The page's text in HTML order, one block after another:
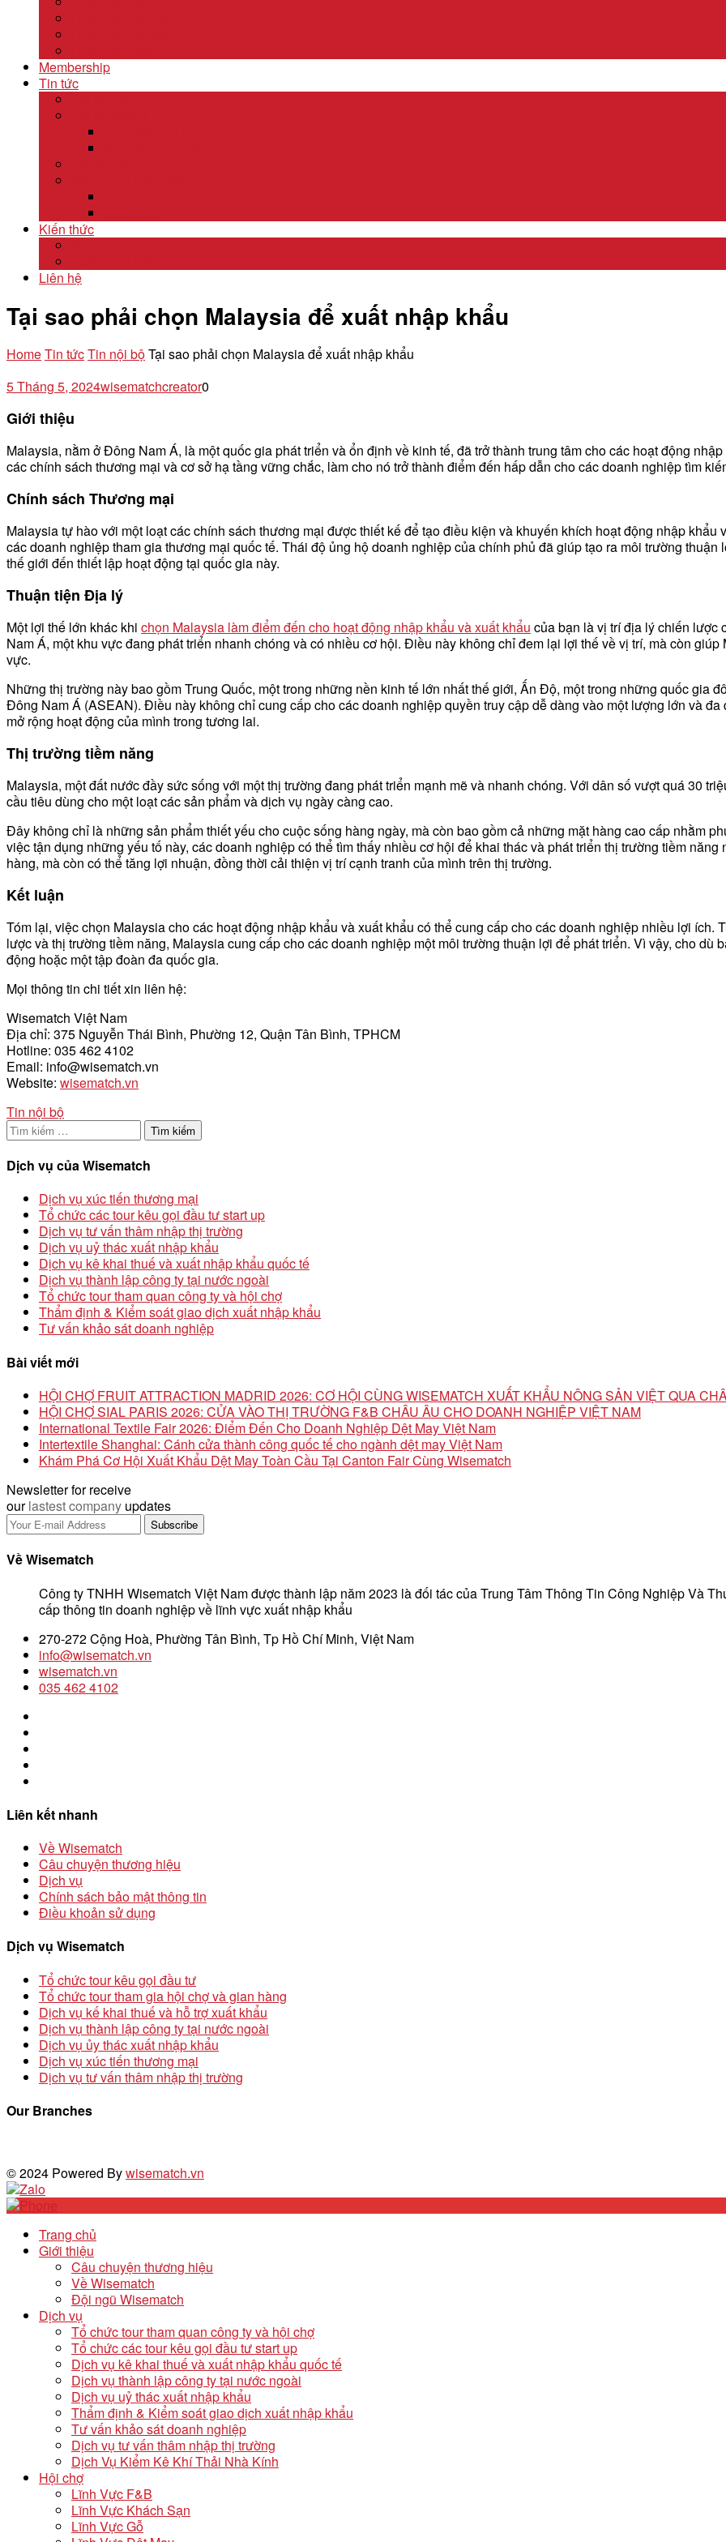
Membership
Tin tức
Kiến thức
Liên hệ
Tại sao phải chọn Malaysia để xuất nhập khẩu
HomeTin tứcTin nội bộTại sao phải chọn Malaysia để xuất nhập khẩu
5 Tháng 5, 2024wisematchcreator0
Giới thiệu
Malaysia, nằm ở Đông Nam Á, là một quốc gia phát triển và ổn định về kinh tế, đã trở thành trung tâm cho các hoạt động
các chính sách thương mại và cơ sở hạ tầng vững chắc, làm cho nó trở thành điểm đến hấp dẫn cho các doanh nghiệp tìm
Chính sách Thương mại
Malaysia tự hào với một loạt các chính sách thương mại được thiết kế để tạo điều kiện và khuyến khích hoạt động nhập
các doanh nghiệp tham gia thương mại quốc tế. Thái độ ủng hộ doanh nghiệp của chính phủ đã giúp tạo ra môi trường
thế giới đến thiết lập hoạt động tại quốc gia này.
Thuận tiện Địa lý
Một lợi thế lớn khác khi chọn Malaysia làm điểm đến cho hoạt động nhập khẩu và xuất khẩu của bạn là vị trí địa lý chiến lược
Nam Á, một khu vực đang phát triển nhanh chóng và có nhiều cơ hội. Điều này không chỉ đem lại lợi thế về vị trí, mà còn
vực.
Những thị trường này bao gồm Trung Quốc, một trong những nền kinh tế lớn nhất thế giới, Ấn Độ, một trong những quốc gia
Đông Nam Á (ASEAN). Điều này không chỉ cung cấp cho các doanh nghiệp quyền truy cập dễ dàng vào một lượng lớn và
mở rộng hoạt động của mình trong tương lai.
Thị trường tiềm năng
Malaysia, một đất nước đầy sức sống với một thị trường đang phát triển mạnh mẽ và nhanh chóng. Với dân số vượt quá 30
cầu tiêu dùng cho một loạt các sản phẩm và dịch vụ ngày càng cao.
Đây không chỉ là những sản phẩm thiết yếu cho cuộc sống hàng ngày, mà còn bao gồm cả những mặt hàng cao cấp nhằm
việc tận dụng những yếu tố này, các doanh nghiệp có thể tìm thấy nhiều cơ hội để khai thác và phát triển thị trường tiềm
hàng, mà còn có thể tăng lợi nhuận, đồng thời cải thiện vị trí cạnh tranh của mình trên thị trường.
Kết luận
Tóm lại, việc chọn Malaysia cho các hoạt động nhập khẩu và xuất khẩu có thể cung cấp cho các doanh nghiệp nhiều lợi
lược và thị trường tiềm năng, Malaysia cung cấp cho các doanh nghiệp một môi trường thuận lợi để phát triển. Vì vậy, cho dù
động hoặc một tập đoàn đa quốc gia.
Mọi thông tin chi tiết xin liên hệ:
Wisematch Việt Nam
Địa chỉ: 375 Nguyễn Thái Bình, Phường 12, Quận Tân Bình, TPHCM
Hotline: 035 462 4102
Email: info@wisematch.vn
Website: wisematch.vn
Tin nội bộ
Tìm
kiếm
cho:
Dịch vụ của Wisematch
Dịch vụ xúc tiến thương mại
Tổ chức các tour kêu gọi đầu tư start up
Dịch vụ tư vấn thâm nhập thị trường
Dịch vụ uỷ thác xuất nhập khẩu
Dịch vụ kê khai thuế và xuất nhập khẩu quốc tế
Dịch vụ thành lập công ty tại nước ngoài
Tổ chức tour tham quan công ty và hội chợ
Thẩm định & Kiểm soát giao dịch xuất nhập khẩu
Tư vấn khảo sát doanh nghiệp
Bài viết mới
HỘI CHỢ FRUIT ATTRACTION MADRID 2026: CƠ HỘI CÙNG WISEMATCH XUẤT KHẨU NÔNG SẢN VIỆT QUA
HỘI CHỢ SIAL PARIS 2026: CỬA VÀO THỊ TRƯỜNG F&B CHÂU ÂU CHO DOANH NGHIỆP VIỆT NAM
International Textile Fair 2026: Điểm Đến Cho Doanh Nghiệp Dệt May Việt Nam
Intertextile Shanghai: Cánh cửa thành công quốc tế cho ngành dệt may Việt Nam
Khám Phá Cơ Hội Xuất Khẩu Dệt May Toàn Cầu Tại Canton Fair Cùng Wisematch
Newsletter for receive
ourlastest company updates
Về Wisematch
Công ty TNHH Wisematch Việt Nam được thành lập năm 2023 là đối tác của Trung Tâm Thông Tin Công Nghiệp Và
cấp thông tin doanh nghiệp về lĩnh vực xuất nhập khẩu
270-272 Cộng Hoà, Phường Tân Bình, Tp Hồ Chí Minh, Việt Nam
info@wisematch.vn
wisematch.vn
035 462 4102
Liên kết nhanh
Về Wisematch
Câu chuyện thương hiệu
Dịch vụ
Chính sách bảo mật thông tin
Điều khoản sử dụng
Dịch vụ Wisematch
Tổ chức tour kêu gọi đầu tư
Tổ chức tour tham gia hội chợ và gian hàng
Dịch vụ kế khai thuế và hỗ trợ xuất khẩu
Dịch vụ thành lập công ty tại nước ngoài
Dịch vụ ủy thác xuất nhập khẩu
Dịch vụ xúc tiến thương mại
Dịch vụ tư vấn thâm nhập thị trường
Our Branches
© 2024 Powered Bywisematch.vn
Trang chủ
Giới thiệu
Câu chuyện thương hiệu
Về Wisematch
Đội ngũ Wisematch
Dịch vụ
Tổ chức tour tham quan công ty và hội chợ
Tổ chức các tour kêu gọi đầu tư start up
Dịch vụ kê khai thuế và xuất nhập khẩu quốc tế
Dịch vụ thành lập công ty tại nước ngoài
Dịch vụ uỷ thác xuất nhập khẩu
Thẩm định & Kiểm soát giao dịch xuất nhập khẩu
Tư vấn khảo sát doanh nghiệp
Dịch vụ tư vấn thâm nhập thị trường
Dịch Vụ Kiểm Kê Khí Thải Nhà Kính
Hội chợ
Lĩnh Vực F&B
Lĩnh Vực Khách Sạn
Lĩnh Vực Gỗ